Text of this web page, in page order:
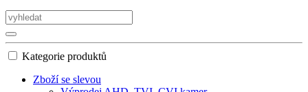
Kategorie produktů
Zboží se slevou